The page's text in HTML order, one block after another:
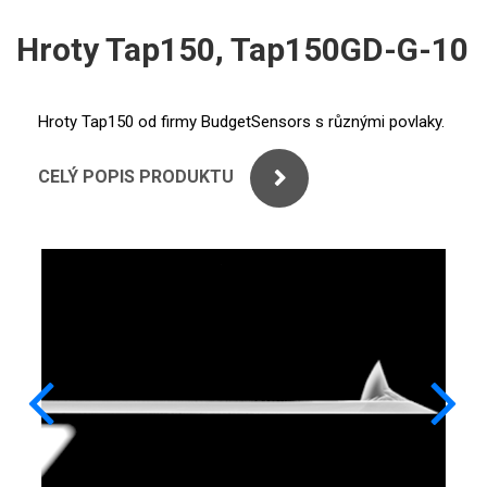
PERKINELMER
SPECTRO
UV-VIS FLUO
Hroty Tap150, Tap150GD-G-10
Hroty Tap150 od firmy BudgetSensors s různými povlaky.
CELÝ POPIS PRODUKTU